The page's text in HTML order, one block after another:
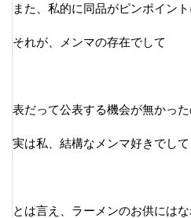
また、私的に同品がピンポイン
それが、メンマの存在でして
表だって公表する機会が無かっ
実は私、結構なメンマ好きでして
とは言え、ラーメンのお供には